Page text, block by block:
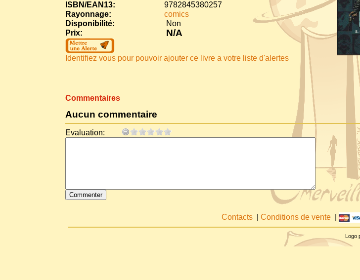
ISBN/EAN13:
9782845380257
Rayonnage:
comics
Disponibilité:
Non
Prix:
N/A
Identifiez vous pour pouvoir ajouter ce livre a votre liste d'alertes
Commentaires
Aucun commentaire
Evaluation:
Contacts |Conditions de vente |
Logo